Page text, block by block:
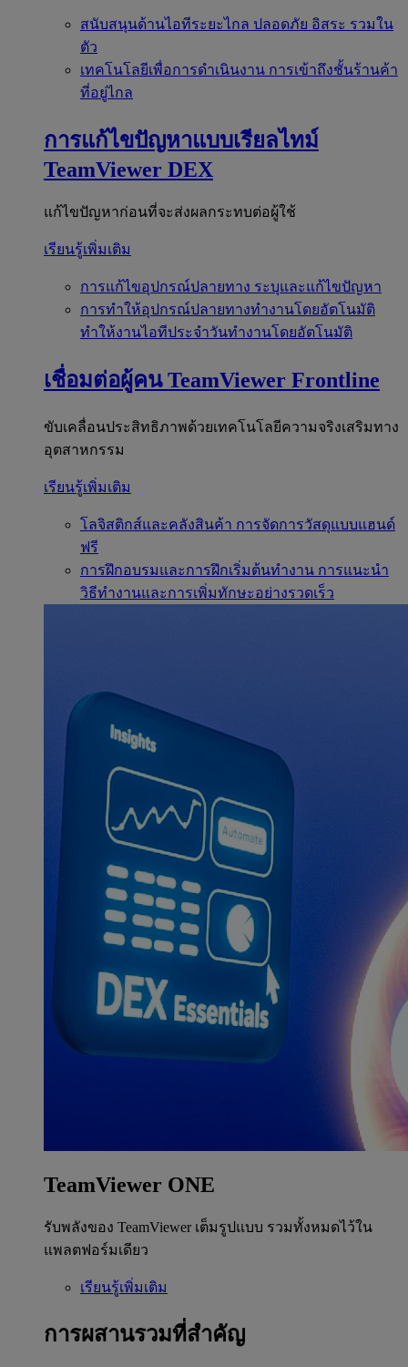
สนับสนุนด้านไอทีระยะไกล ปลอดภัย อิสระ รวมใน
ตัว
เทคโนโลยีเพื่อการดำเนินงาน การเข้าถึงชั้นร้านค้า
ที่อยู่ไกล
การแก้ไขปัญหาแบบเรียลไทม์
TeamViewer DEX
แก้ไขปัญหาก่อนที่จะส่งผลกระทบต่อผู้ใช้
เรียนรู้เพิ่มเติม
การแก้ไขอุปกรณ์ปลายทาง ระบุและแก้ไขปัญหา
การทำให้อุปกรณ์ปลายทางทำงานโดยอัตโนมัติ
ทำให้งานไอทีประจำวันทำงานโดยอัตโนมัติ
เชื่อมต่อผู้คน TeamViewer Frontline
ขับเคลื่อนประสิทธิภาพด้วยเทคโนโลยีความจริงเสริมทาง
อุตสาหกรรม
เรียนรู้เพิ่มเติม
โลจิสติกส์และคลังสินค้า การจัดการวัสดุแบบแฮนด์
ฟรี
การฝึกอบรมและการฝึกเริ่มต้นทำงาน การแนะนำ
วิธีทำงานและการเพิ่มทักษะอย่างรวดเร็ว
TeamViewer ONE
รับพลังของ TeamViewer เต็มรูปแบบ รวมทั้งหมดไว้ใน
แพลตฟอร์มเดียว
เรียนรู้เพิ่มเติม
การผสานรวมที่สำคัญ